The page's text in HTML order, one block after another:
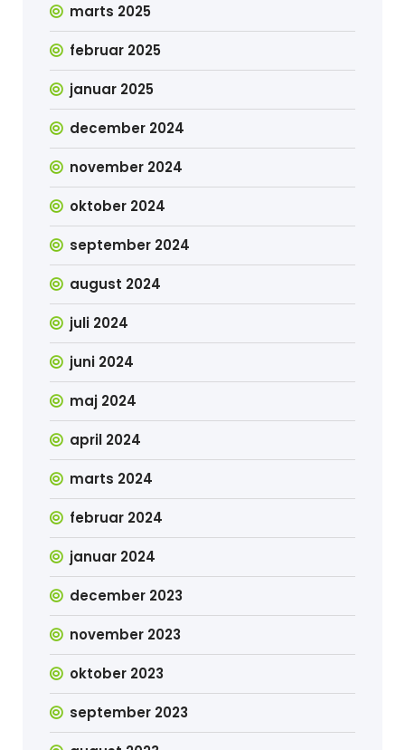
marts 2025
februar 2025
januar 2025
december 2024
november 2024
oktober 2024
september 2024
august 2024
juli 2024
juni 2024
maj 2024
april 2024
marts 2024
februar 2024
januar 2024
december 2023
november 2023
oktober 2023
september 2023